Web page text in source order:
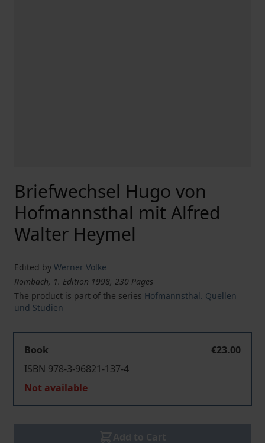
Briefwechsel Hugo von
Hofmannsthal mit Alfred
Walter Heymel
Edited by Werner Volke
Rombach, 1. Edition 1998, 230 Pages
The product is part of the series Hofmannsthal. Quellen
und Studien
Book
€23.00
ISBN 978-3-96821-137-4
Not available